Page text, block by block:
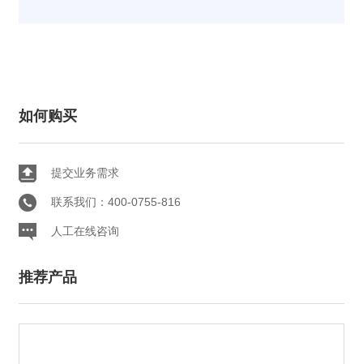
如何购买
提交业务需求
联系我们：400-0755-816
人工在线咨询
推荐产品